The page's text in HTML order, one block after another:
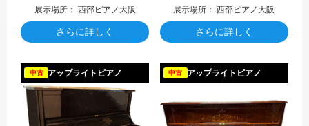
展示場所： 西部ピアノ大阪
さらに詳しく
展示場所： 西部ピアノ大阪
さらに詳しく
アップライトピアノ
中古 アップライトピアノ
中古